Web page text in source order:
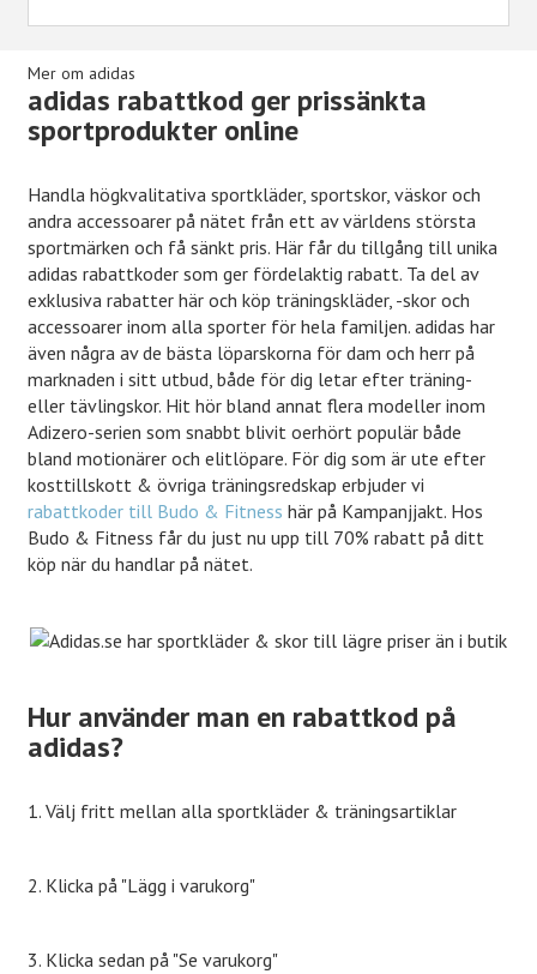
som fotboll, tennis, basket, löpning, träning/fitness, simning
Mer om adidas
adidas rabattkod ger prissänkta
sportprodukter online
Handla högkvalitativa sportkläder, sportskor, väskor och
andra accessoarer på nätet från ett av världens största
sportmärken och få sänkt pris. Här får du tillgång till unika
adidas rabattkoder som ger fördelaktig rabatt. Ta del av
exklusiva rabatter här och köp träningskläder, -skor och
accessoarer inom alla sporter för hela familjen. adidas har
även några av debästa löparskorna för dam och herr på
marknaden i sitt utbud, både för dig letar efter träning-
eller tävlingskor. Hit hör bland annat flera modeller inom
Adizero-serien som snabbt blivit oerhört populär både
bland motionärer och elitlöpare. För dig som är ute efter
kosttillskott & övriga träningsredskap erbjuder vi
rabattkoder till Budo & Fitness här på Kampanjjakt. Hos
Budo & Fitness får du just nu upp till 70% rabatt på ditt
köp när du handlar på nätet.
Hur använder man en rabattkod på
adidas?
1. Välj fritt mellan alla sportkläder & träningsartiklar
2. Klicka på "Lägg i varukorg"
3. Klicka sedan på "Se varukorg"